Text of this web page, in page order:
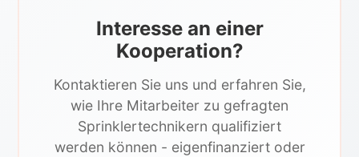
Interesse an einer
Kooperation?
Kontaktieren Sie uns und erfahren Sie,
wie Ihre Mitarbeiter zu gefragten
Sprinklertechnikern qualifiziert
werden können - eigenfinanziert oder